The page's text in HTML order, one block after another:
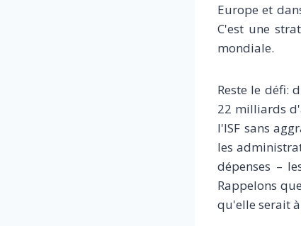
Europe et
C'est une
mondiale.
Reste le défi:
22 milliards
l'ISF sans
les
dépenses –
Rappelons
qu'elle serait à